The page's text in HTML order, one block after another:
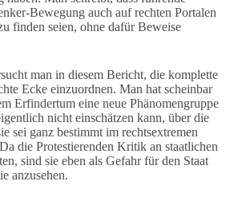
Bewegung auch auf rechten Portalen
finden seien, ohne dafür Beweise
man in diesem Bericht, die komplette
Ecke einzuordnen. Man hat scheinbar
Erfindertum eine neue Phänomengruppe
nicht einschätzen kann, über die
sei ganz bestimmt im rechtsextremen
die Protestierenden Kritik an staatlichen
sind sie eben als Gefahr für den Staat
anzusehen.